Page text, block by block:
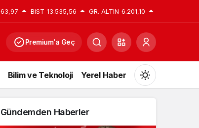
63,97 BIST 13.535,56 GR. ALTIN 6.201,10
Premium'a Geç
Bilim ve Teknoloji Yerel Haber
Mod
değiştir
Gündemden Haberler